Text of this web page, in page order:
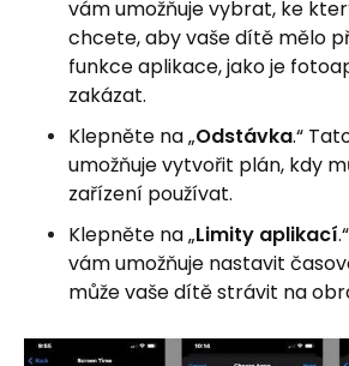
vám umožňuje vybrat, ke
chcete, aby vaše dítě mělo
funkce aplikace, jako je
zakázat.
Klepněte na „Odstávka.“
umožňuje vytvořit plán, kdy
zařízení používat.
Klepněte na „Limity aplikací
vám umožňuje nastavit
může vaše dítě strávit na